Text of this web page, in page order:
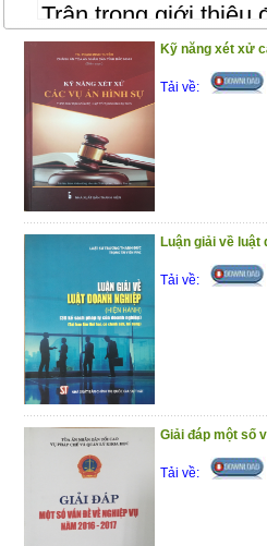
Trân trọng giới thiệu
(25/12/2020)Kỹ năng xét xử
Tải về:
Luận giải về luật
Tải về:
Giải đáp một số
Tải về: